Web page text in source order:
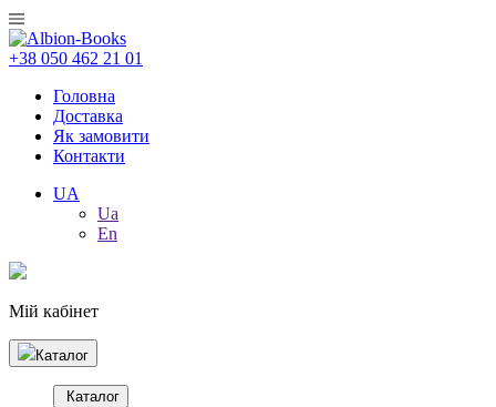
+38 050 462 21 01
Головна
Доставка
Як замовити
Контакти
UA
Ua
En
Мій кабінет
Каталог
Каталог